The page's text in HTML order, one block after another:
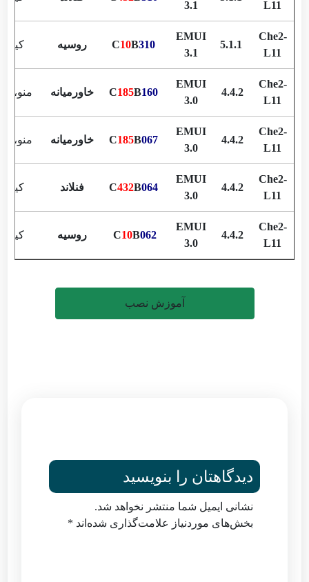
L11
3.1
Che2-
L11
EMUI
3.1
C10B310 روسیه
Che2-
L11
4.4.2
EMUI
3.0
C185B160 خاورمیانه
Che2-
L11
4.4.2
EMUI
3.0
C185B067 خاورمیانه
Che2-
L11
4.4.2
EMUI
3.0
C432B064 فنلاند
Che2-
L11
4.4.2
EMUI
3.0
C10B062 روسیه
آموزش نصب
دیدگاهتان را بنویسید
نشانی ایمیل شما منتشر نخواهد شد.
بخش‌های موردنیاز علامت‌گذاری شده‌اند *